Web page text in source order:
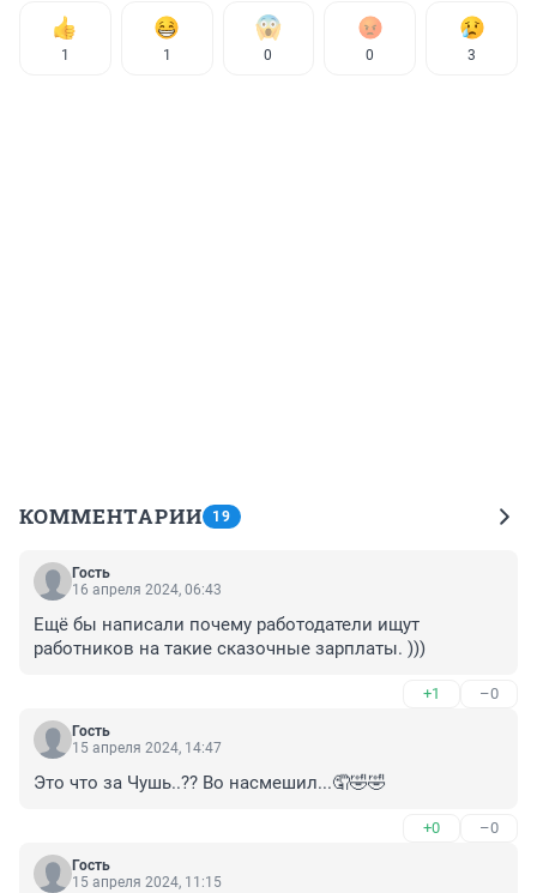
1 1 0 0 3
КОММЕНТАРИИ 19
Гость
16 апреля 2024, 06:43
Ещё бы написали почему работодатели ищут
работников на такие сказочные зарплаты. )))
+1 –0
Гость
15 апреля 2024, 14:47
Это что за Чушь..?? Во насмешил...🤦🤣🤣
+0 –0
Гость
15 апреля 2024, 11:15